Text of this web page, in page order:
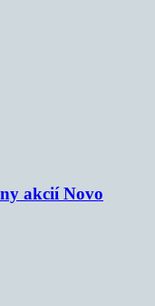
akcií Novo